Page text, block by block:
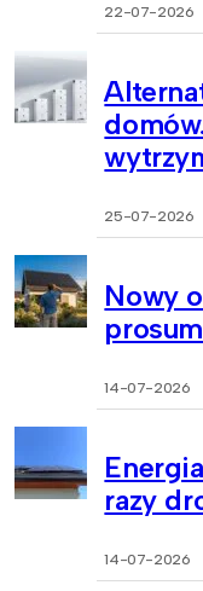
22-07-2026
25-07-2026
Nowy
14-07-2026
razy
14-07-2026